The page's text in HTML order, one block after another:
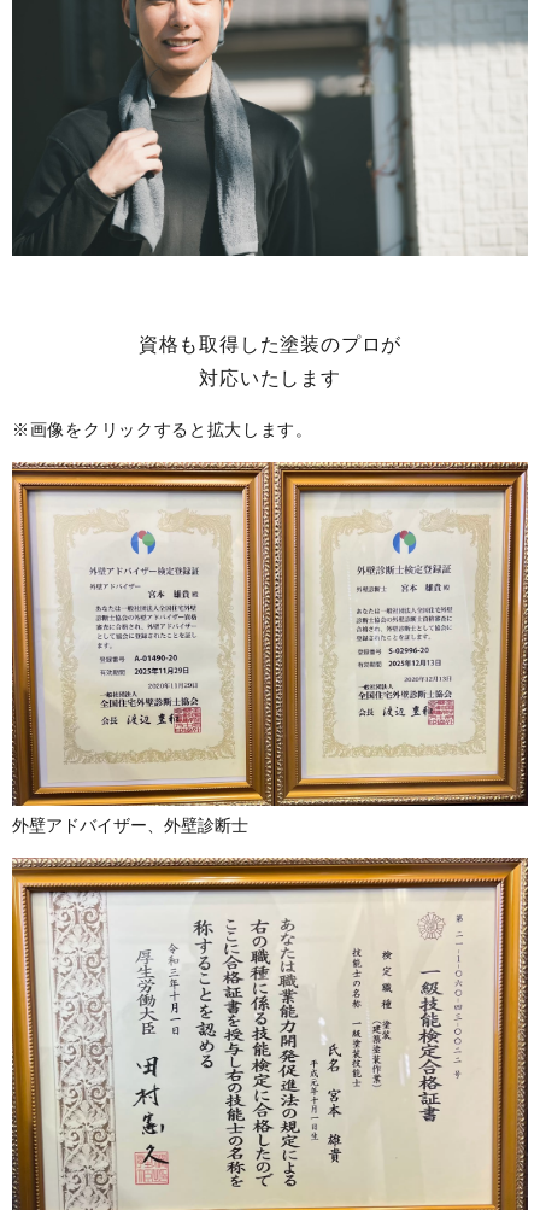
資格も取得した塗装のプロが
対応いたします
※画像をクリックすると拡大します。
外壁アドバイザー、外壁診断士